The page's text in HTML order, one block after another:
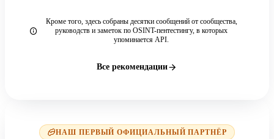
Кроме того, здесь собраны десятки сообщений от сообщества,
руководств и заметок по OSINT-пентестингу, в которых
упоминается API.
Все рекомендации
НАШ ПЕРВЫЙ ОФИЦИАЛЬНЫЙ ПАРТНЁР